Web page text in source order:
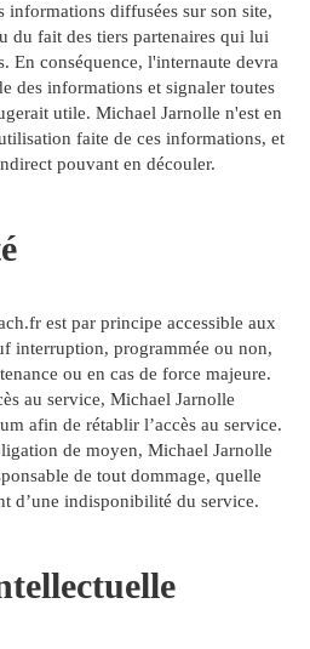
informations diffusées sur son site,
du fait des tiers partenaires qui lui
En conséquence, l'internaute devra
des informations et signaler toutes
utile. Michael Jarnolle n'est en
faite de ces informations, et
pouvant en découler.
est par principe accessible aux
interruption, programmée ou non,
ou en cas de force majeure.
au service, Michael Jarnolle
afin de rétablir l’accès au service.
de moyen, Michael Jarnolle
de tout dommage, quelle
d’une indisponibilité du service.